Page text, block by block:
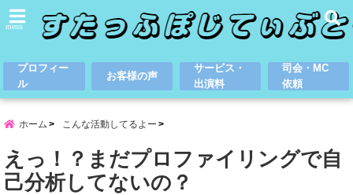
menu
プロフィー
ル
お客様の声
サービス・
出演料
司会・MC
依頼
ホーム こんな活動してるよー
えっ！？まだプロファイリングで自
己分析してないの？